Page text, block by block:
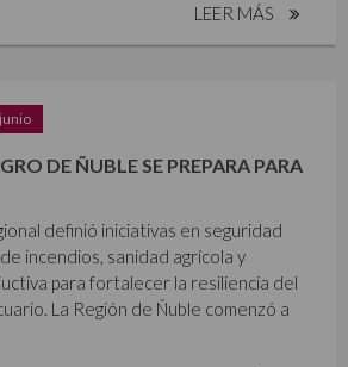
LEER MÁS
DE ÑUBLE SE PREPARA PARA
definió iniciativas en seguridad
incendios, sanidad agrícola y
para fortalecer la resiliencia del
La Región de Ñuble comenzó a